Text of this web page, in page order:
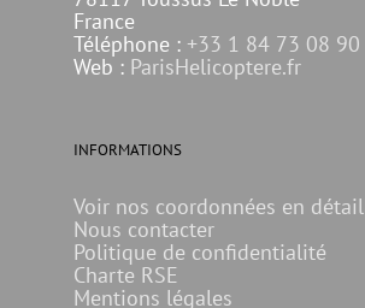
France
Téléphone : +33 1 84 73 08 90
Web : ParisHelicoptere.fr
INFORMATIONS
Voir nos coordonnées en détail
Nous contacter
Politique de confidentialité
Charte RSE
Mentions légales